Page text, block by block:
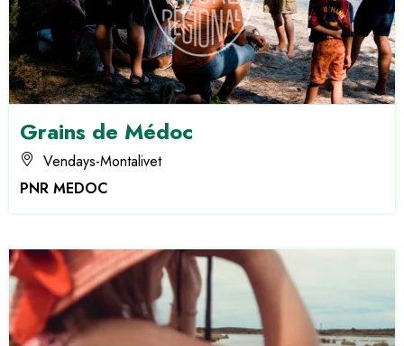
Grains de Médoc
Vendays-Montalivet
PNR MEDOC